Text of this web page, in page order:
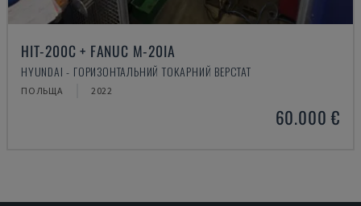
HIT-200C + FANUC M-20IA
HYUNDAI - ГОРИЗОНТАЛЬНИЙ ТОКАРНИЙ ВЕРСТАТ
ПОЛЬЩА 2022
60.000 €